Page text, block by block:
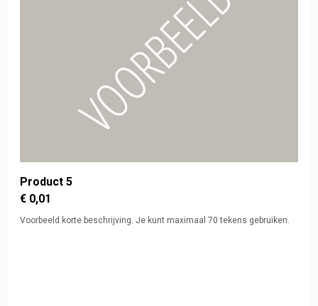
Product 5
€ 0,01
Voorbeeld korte beschrijving. Je kunt maximaal 70 tekens gebruiken.